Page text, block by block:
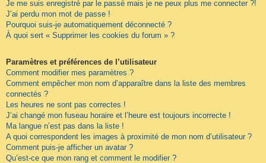
Je me suis enregistré par le passé mais je ne peux plus me connecter ?!
J’ai perdu mon mot de passe !
Pourquoi suis-je automatiquement déconnecté ?
À quoi sert « Supprimer les cookies du forum » ?
Paramètres et préférences de l’utilisateur
Comment modifier mes paramètres ?
Comment empêcher mon nom d’apparaître dans la liste des membres
connectés ?
Les heures ne sont pas correctes !
J’ai changé mon fuseau horaire et l’heure est toujours incorrecte !
Ma langue n’est pas dans la liste !
A quoi correspondent les images à proximité de mon nom d’utilisateur ?
Comment puis-je afficher un avatar ?
Qu’est-ce que mon rang et comment le modifier ?